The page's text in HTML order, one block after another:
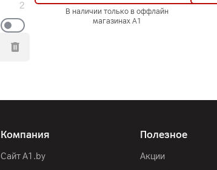
2
В наличии только в оффлайн
магазинах А1
Компания
Сайт A1.by
Полезное
Акции